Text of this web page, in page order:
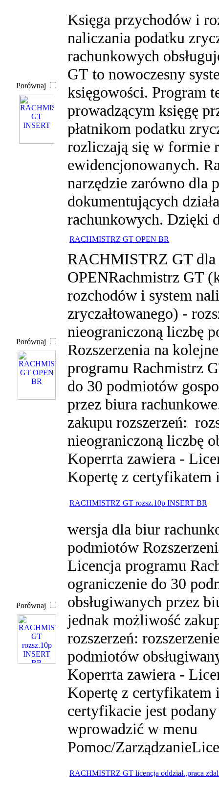
Porównaj
Księga przychodów i
naliczania podatku
rachunkowych
GT to nowoczesny
księgowości. Program
prowadzącym księgę
płatnikom podatku
rozliczają się w formie
ewidencjonowanych.
narzędzie zarówno dla
dokumentujących
rachunkowych. Dzięki
Porównaj
RACHMISTRZ GT OPEN BR
RACHMISTRZ GT
OPENRachmistrz GT
rozchodów i system
zryczałtowanego) -
nieograniczoną liczbę
Rozszerzenia na
programu Rachmistrz
do 30 podmiotów
przez biura
zakupu rozszerzeń:
nieograniczoną liczbę
Koperrta zawiera -
Kopertę z
Porównaj
RACHMISTRZ GT rozsz.10p INSERT BR
wersja dla biur
podmiotów
Licencja programu
ograniczenie do 30
obsługiwanych przez
jednak możliwość
rozszerzeń:
podmiotów
Koperrta zawiera -
Kopertę z certyfikatem
certyfikacie jest
wprowadzić w menu
Pomoc/
RACHMISTRZ GT licencja oddział.,praca